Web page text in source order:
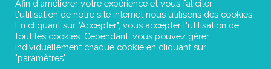
Plan du site
Mentions légales
Afin d'améliorer votre expérience et vous faliciter
l'utilisation de notre site internet nous utilisons des cookies.
En cliquant sur "Accepter", vous accepter l'utilisation de
tout les cookies. Cependant, vous pouvez gérer
individuellement chaque cookie en cliquant sur
"paramètres".